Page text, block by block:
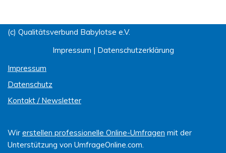
(c) Qualitätsverbund Babylotse e.V.
Impressum | Datenschutzerklärung
Impressum
Datenschutz
Kontakt / Newsletter
Wir erstellen professionelle Online-Umfragen mit der
Unterstützung von UmfrageOnline.com.